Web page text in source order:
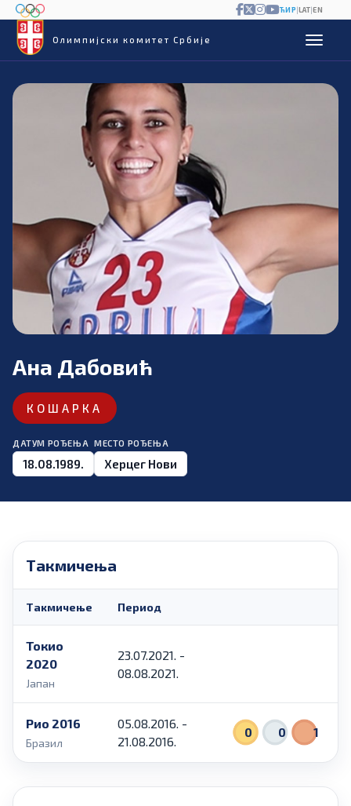
Олимпијски комитет Србије
ЋИР|LAT|EN
Ана Дабовић
КОШАРКА
ДАТУМ РОЂЕЊА
18.08.1989.
МЕСТО РОЂЕЊА
Херцег Нови
Такмичења
Такмичење Период
Токио
2020
Јапан
23.07.2021. -
08.08.2021.
Рио 2016
Бразил
05.08.2016. -
21.08.2016.
0 0 1